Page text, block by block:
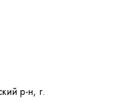
р-н, г.